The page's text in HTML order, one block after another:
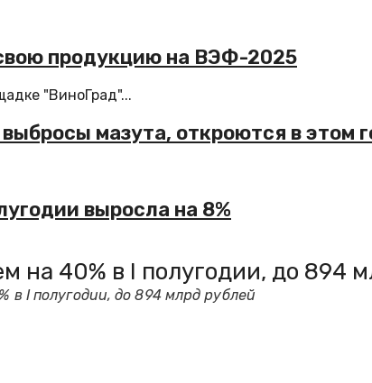
продукцию на ВЭФ-2025
"ВиноГрад"...
мазута, откроются в этом
выросла на 8%
на 40% в I полугодии, до 894
в I полугодии, до 894 млрд рублей